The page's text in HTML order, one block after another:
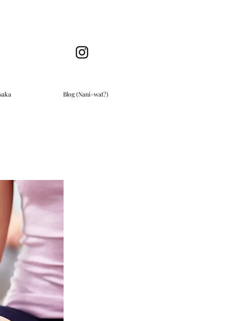
Blog (Nani-wat?)